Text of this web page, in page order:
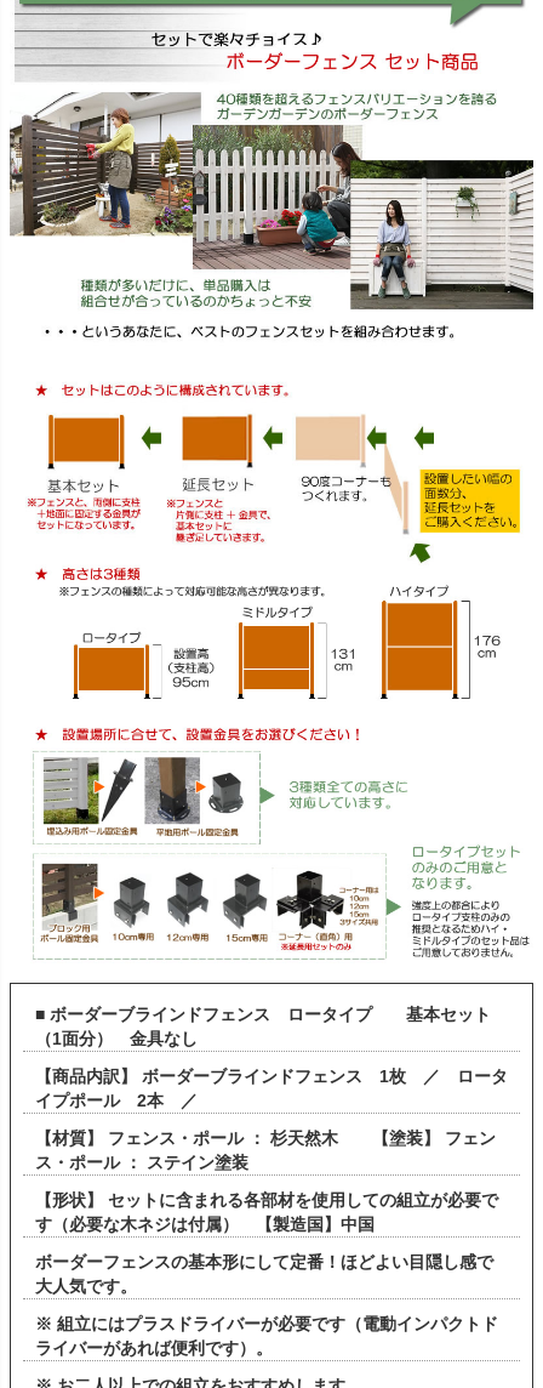
■ ボーダーブラインドフェンス ロータイプ 基本セット
（1面分） 金具なし
【商品内訳】 ボーダーブラインドフェンス 1枚 ／ ロータ
イプポール 2本 ／
【材質】 フェンス・ポール ： 杉天然木 【塗装】 フェン
ス・ポール ： ステイン塗装
【形状】 セットに含まれる各部材を使用しての組立が必要で
す（必要な木ネジは付属） 【製造国】中国
ボーダーフェンスの基本形にして定番！ほどよい目隠し感で
大人気です。
※ 組立にはプラスドライバーが必要です（電動インパクトド
ライバーがあれば便利です）。